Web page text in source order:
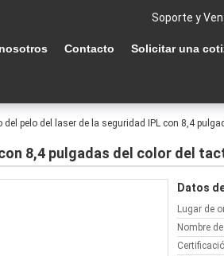
Soporte y
Contacto Solicitar una
del pelo del laser de la seguridad IPL con 8,4
8,4 pulgadas del color del
Datos
Lugar de
Nombre